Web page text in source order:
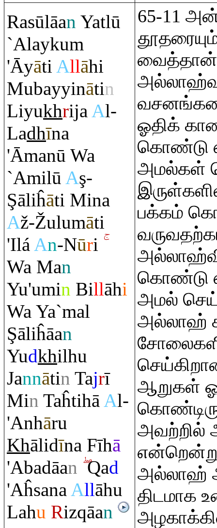
Rasūlāan Yatlū
`Alaykum
'Āyāti Allāhi
Mubayyinātin
LiyukhrijaAl-
Ladhīna
'Āmanū Wa
`Amilū Aş-
Şāliĥāti Mina
Až-Žulumāti
'IláAn-Nūri
Wa Man
Yu'umin Billāhi
Wa Ya`mal
Şāliĥāan
Yudkhilhu
Jannātin Tajrī
Min TaĥtihāAl-
'Anhāru
Khālidīna Fīhā
'Abadāan Qad
'AĥsanaAllāhu
Lahu Rizqāan
65-11
ஓதிக்
கொண்டு
அமல்கள்
பக்கம்
கொண்டு
அமல்
அல்லாஹ்
ஆறுகள்
அவற்றில்
அல்லாஹ்
திடமாக